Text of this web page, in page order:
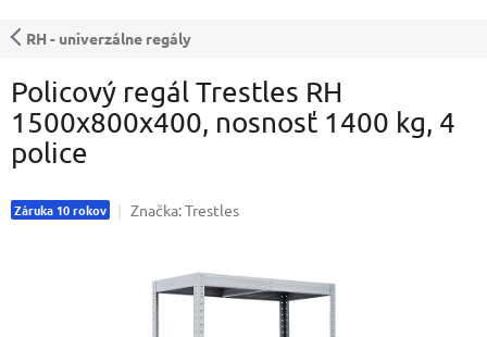
RH - univerzálne regály
Policový regál Trestles RH
1500x800x400, nosnosť 1400 kg, 4
police
Záruka 10 rokov Značka:Trestles